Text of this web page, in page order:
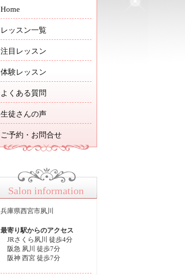
Home
レッスン一覧
注目レッスン
体験レッスン
よくある質問
生徒さんの声
ご予約・お問合せ
Salon information
兵庫県西宮市夙川
最寄り駅からのアクセス
JRさくら夙川 徒歩4分
阪急 夙川 徒歩7分
阪神 西宮 徒歩7分